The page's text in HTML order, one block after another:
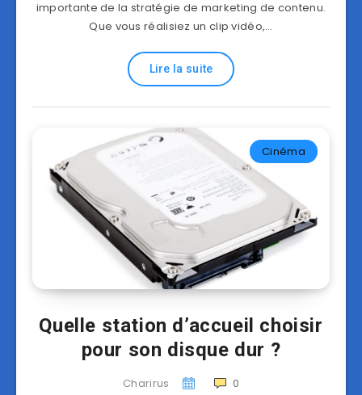
importante de la stratégie de marketing de contenu.
Que vous réalisiez un clip vidéo,…
Lire la suite
Cinéma
Quelle station d’accueil choisir
pour son disque dur ?
Charirus 0